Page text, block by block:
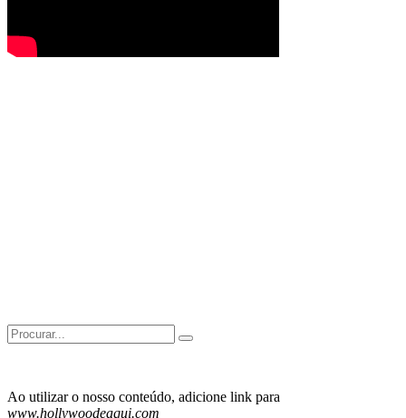
Search
for:
Ao utilizar o nosso conteúdo, adicione link para
www.hollywoodeaqui.com